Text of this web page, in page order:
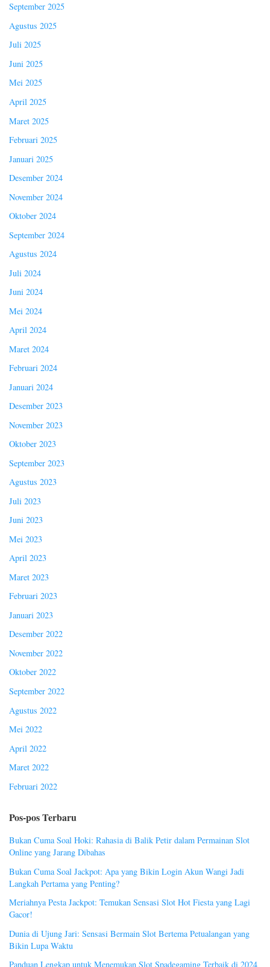
September 2025
Agustus 2025
Juli 2025
Juni 2025
Mei 2025
April 2025
Maret 2025
Februari 2025
Januari 2025
Desember 2024
November 2024
Oktober 2024
September 2024
Agustus 2024
Juli 2024
Juni 2024
Mei 2024
April 2024
Maret 2024
Februari 2024
Januari 2024
Desember 2023
November 2023
Oktober 2023
September 2023
Agustus 2023
Juli 2023
Juni 2023
Mei 2023
April 2023
Maret 2023
Februari 2023
Januari 2023
Desember 2022
November 2022
Oktober 2022
September 2022
Agustus 2022
Mei 2022
April 2022
Maret 2022
Februari 2022
Pos-pos Terbaru
Bukan Cuma Soal Hoki: Rahasia di Balik Petir dalam Permainan Slot
Online yang Jarang Dibahas
Bukan Cuma Soal Jackpot: Apa yang Bikin Login Akun Wangi Jadi
Langkah Pertama yang Penting?
Meriahnya Pesta Jackpot: Temukan Sensasi Slot Hot Fiesta yang Lagi
Gacor!
Dunia di Ujung Jari: Sensasi Bermain Slot Bertema Petualangan yang
Bikin Lupa Waktu
Panduan Lengkap untuk Menemukan Slot Spadegaming Terbaik di 2024